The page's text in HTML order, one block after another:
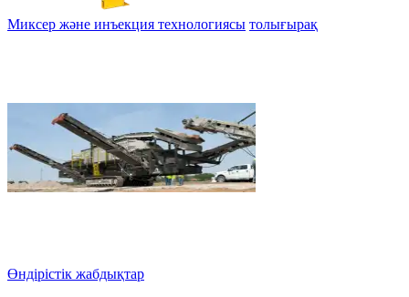
Миксер және инъекция технологиясы толығырақ
Өндірістік жабдықтар